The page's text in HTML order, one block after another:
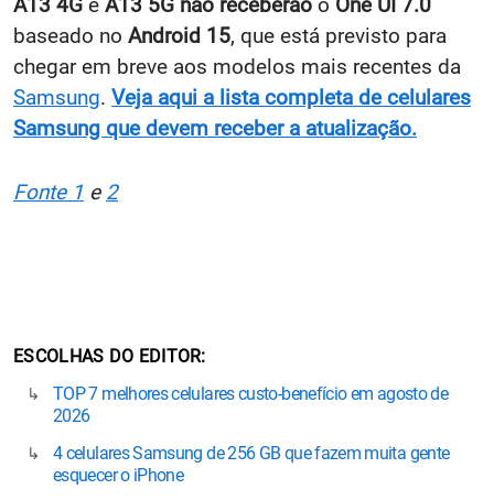
baseado no Android 15, que está previsto para
chegar em breve aos modelos mais recentes da
Samsung. Veja aqui a lista completa de celulares
Samsung que devem receber a atualização.
Fonte 1 e 2
ESCOLHAS DO EDITOR
TOP 7 melhores celulares custo-benefício em agosto de
2026
4 celulares Samsung de 256 GB que fazem muita gente
esquecer o iPhone